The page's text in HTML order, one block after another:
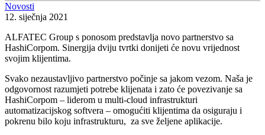
Novosti
12. siječnja 2021
ALFATEC Group s ponosom predstavlja novo partnerstvo sa
HashiCorpom. Sinergija dviju tvrtki donijeti će novu vrijednost
svojim klijentima.
Svako nezaustavljivo partnerstvo počinje sa jakom vezom. Naša je
odgovornost razumjeti potrebe klijenata i zato će povezivanje sa
HashiCorpom – liderom u multi-cloud infrastrukturi
automatizacijskog softvera – omogućiti klijentima da osiguraju i
pokrenu bilo koju infrastrukturu, za sve željene aplikacije.